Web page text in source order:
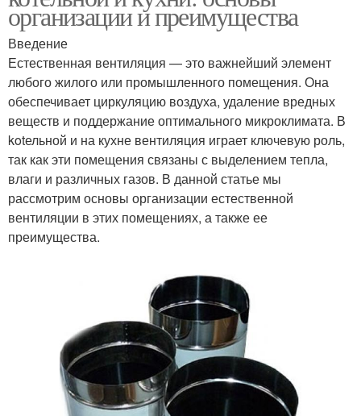
организации и преимущества
Введение
Естественная вентиляция — это важнейший элемент
любого жилого или промышленного помещения. Она
обеспечивает циркуляцию воздуха, удаление вредных
веществ и поддержание оптимального микроклимата. В
kotельной и на кухне вентиляция играет ключевую роль,
так как эти помещения связаны с выделением тепла,
влаги и различных газов. В данной статье мы
рассмотрим основы организации естественной
вентиляции в этих помещениях, а также ее
преимущества.